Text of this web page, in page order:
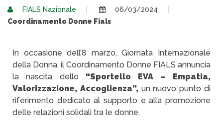
FIALS Nazionale
06/03/2024
Coordinamento Donne Fials
In occasione dell’8 marzo, Giornata Internazionale
della Donna, il Coordinamento Donne FIALS annuncia
la nascita dello “Sportello EVA – Empatia,
Valorizzazione, Accoglienza”, un nuovo punto di
riferimento dedicato al supporto e alla promozione
delle relazioni solidali tra le donne.